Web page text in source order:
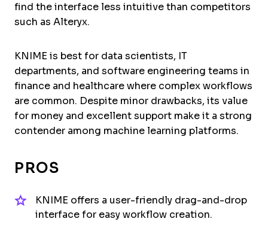
find the interface less intuitive than competitors
such as Alteryx.
KNIME is best for data scientists, IT
departments, and software engineering teams in
finance and healthcare where complex workflows
are common. Despite minor drawbacks, its value
for money and excellent support make it a strong
contender among machine learning platforms.
PROS
KNIME offers a user-friendly drag-and-drop
interface for easy workflow creation.